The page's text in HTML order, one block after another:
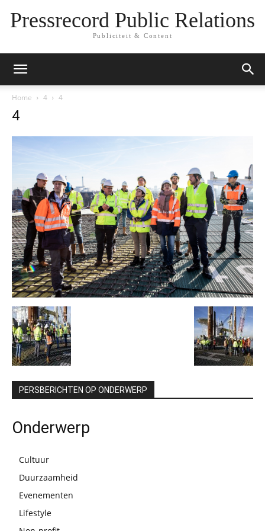
Pressrecord Public Relations
Publiciteit & Content
Home 4 4
4
PERSBERICHTEN OP ONDERWERP
Onderwerp
Cultuur
Duurzaamheid
Evenementen
Lifestyle